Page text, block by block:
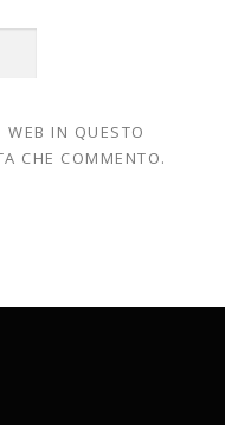
IN QUESTO
CHE COMMENTO.